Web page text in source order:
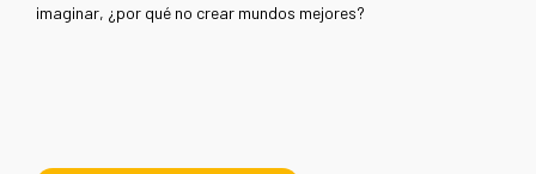
imaginar, ¿por qué no crear mundos mejores?